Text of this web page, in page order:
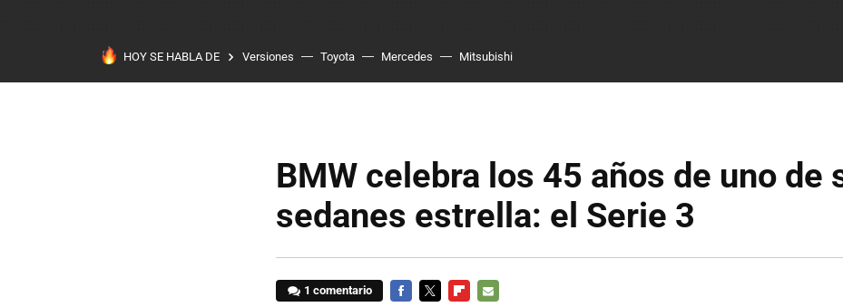
HOY SE HABLA DE Versiones Toyota Mercedes Mitsubishi
BMW celebra los 45 años de uno de
sedanes estrella: el Serie 3
1 comentario